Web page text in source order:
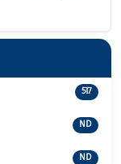
517
ND
ND